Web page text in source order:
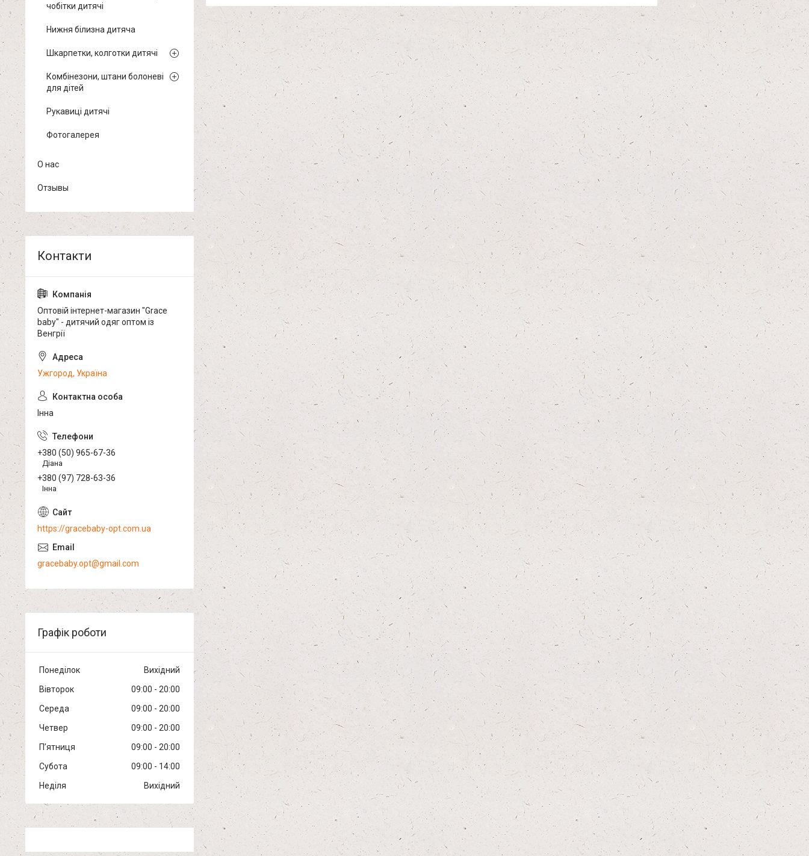
чобітки дитячі
Нижня білизна дитяча
Шкарпетки, колготки дитячі
Комбінезони, штани болоневі
для дітей
Рукавиці дитячі
Фотогалерея
О нас
Отзывы
Оптовій інтернет-магазин "Grace
baby" - дитячий одяг оптом із
Венгрії
Ужгород, Україна
Інна
+380 (50) 965-67-36
Діана
+380 (97) 728-63-36
Інна
https://gracebaby-opt.com.ua
gracebaby.opt@gmail.com
Графік роботи
Понеділок
Вихідний
Вівторок
09:00
20:00
Середа
09:00
20:00
Четвер
09:00
20:00
Пʼятниця
09:00
20:00
Субота
09:00
14:00
Неділя
Вихідний